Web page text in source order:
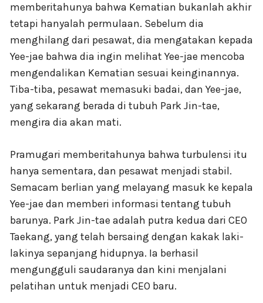
memberitahunya bahwa Kematian bukanlah akhir
tetapi hanyalah permulaan. Sebelum dia
menghilang dari pesawat, dia mengatakan kepada
Yee-jae bahwa dia ingin melihat Yee-jae mencoba
mengendalikan Kematian sesuai keinginannya.
Tiba-tiba, pesawat memasuki badai, dan Yee-jae,
yang sekarang berada di tubuh Park Jin-tae,
mengira dia akan mati.
Pramugari memberitahunya bahwa turbulensi itu
hanya sementara, dan pesawat menjadi stabil.
Semacam berlian yang melayang masuk ke kepala
Yee-jae dan memberi informasi tentang tubuh
barunya. Park Jin-tae adalah putra kedua dari CEO
Taekang, yang telah bersaing dengan kakak laki-
lakinya sepanjang hidupnya. Ia berhasil
mengungguli saudaranya dan kini menjalani
pelatihan untuk menjadi CEO baru.